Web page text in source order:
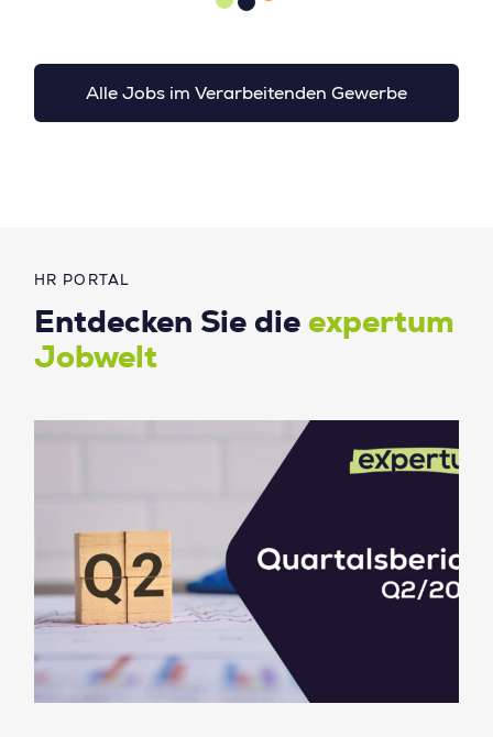
Alle Jobs im Verarbeitenden Gewerbe
HR PORTAL
Entdecken Sie die expertum
Jobwelt